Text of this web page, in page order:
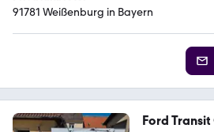
91781 Weißenburg in Bayern
Ford